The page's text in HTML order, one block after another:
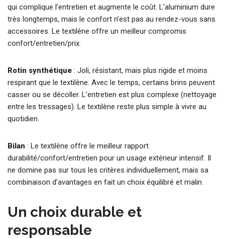
qui complique l’entretien et augmente le coût. L’aluminium dure
très longtemps, mais le confort n’est pas au rendez-vous sans
accessoires. Le textilène offre un meilleur compromis
confort/entretien/prix.
Rotin synthétique : Joli, résistant, mais plus rigide et moins
respirant que le textilène. Avec le temps, certains brins peuvent
casser ou se décoller. L’entretien est plus complexe (nettoyage
entre les tressages). Le textilène reste plus simple à vivre au
quotidien.
Bilan : Le textilène offre le meilleur rapport
durabilité/confort/entretien pour un usage extérieur intensif. Il
ne domine pas sur tous les critères individuellement, mais sa
combinaison d’avantages en fait un choix équilibré et malin.
Un choix durable et
responsable